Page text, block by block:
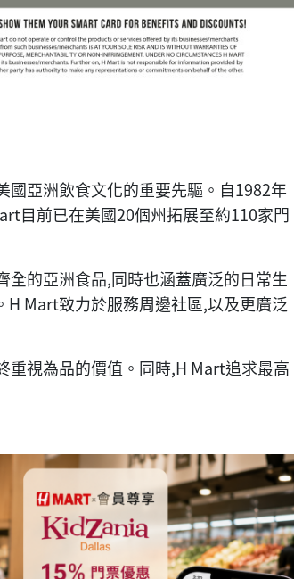
亞洲飲食文化的重要先驅。自1982年
目前已在美國20個州拓展至約110家門
的亞洲食品,同時也涵蓋廣泛的日常生
Mart致力於服務周邊社區,以及更廣泛
重視為品的價值。同時,H Mart追求最高